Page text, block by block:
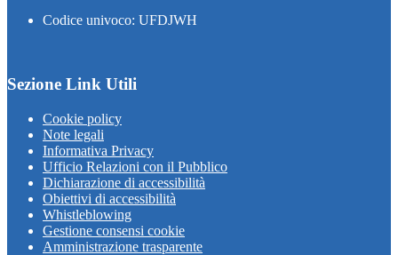
Codice univoco: UFDJWH
Sezione Link Utili
Cookie policy
Note legali
Informativa Privacy
Ufficio Relazioni con il Pubblico
Dichiarazione di accessibilità
Obiettivi di accessibilità
Whistleblowing
Gestione consensi cookie
Amministrazione trasparente